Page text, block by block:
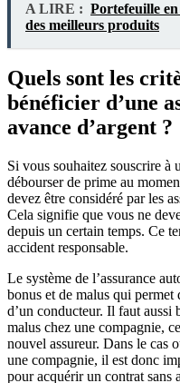
A LIRE : Portefeuille
des meilleurs produits
Quels sont les
bénéficier d’une
avance d’argent ?
Si vous souhaitez souscrire à
débourser de prime au
devez être considéré par les
Cela signifie que vous ne
depuis un certain temps. Ce
accident responsable.
Le système de l’assurance
bonus et de malus qui
d’un conducteur. Il faut aussi
malus chez une compagnie,
nouvel assureur. Dans le cas
une compagnie, il est donc
pour acquérir un contrat sans